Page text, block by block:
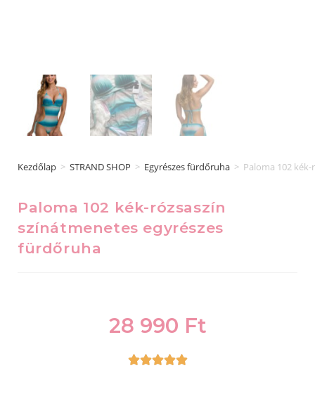
Kezdőlap > STRAND SHOP > Egyrészes fürdőruha > Paloma 102
Paloma 102 kék-rózsaszín
színátmenetes egyrészes
fürdőruha
28 990 Ft
